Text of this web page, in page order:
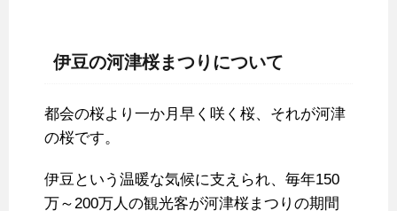
伊豆の河津桜まつりについて
都会の桜より一か月早く咲く桜、それが河津
の桜です。
伊豆という温暖な気候に支えられ、毎年150
万～200万人の観光客が河津桜まつりの期間